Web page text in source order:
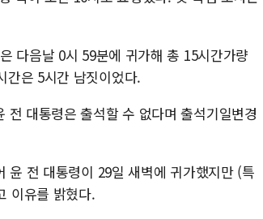
다음날 0시 59분에 귀가해 총 15시간가량
간은 5시간 남짓이었다.
대통령은 출석할 수 없다며 출석기일변경
전 대통령이 29일 새벽에 귀가했지만 (특
이유를 밝혔다.